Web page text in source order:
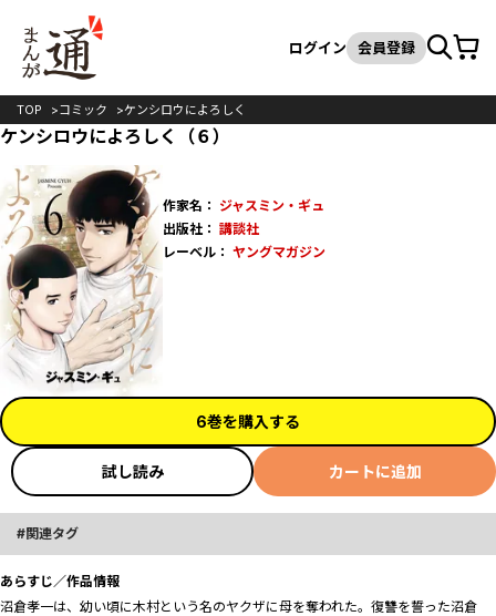
検索
ログイン 会員登録カート
TOP コミック ケンシロウによろしく
ケンシロウによろしく（６）
作家名： ジャスミン・ギュ
出版社： 講談社
レーベル： ヤングマガジン
6巻を購入する
試し読み カートに追加
関連タグ
あらすじ／作品情報
沼倉孝一は、幼い頃に木村という名のヤクザに母を奪われた。復讐を誓った沼倉